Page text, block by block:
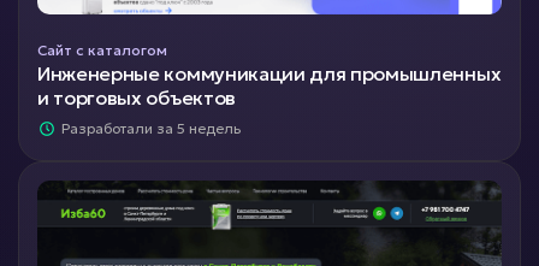
Сайт с каталогом
Инженерные коммуникации для промышленных
и торговых объектов
Разработали за 5 недель